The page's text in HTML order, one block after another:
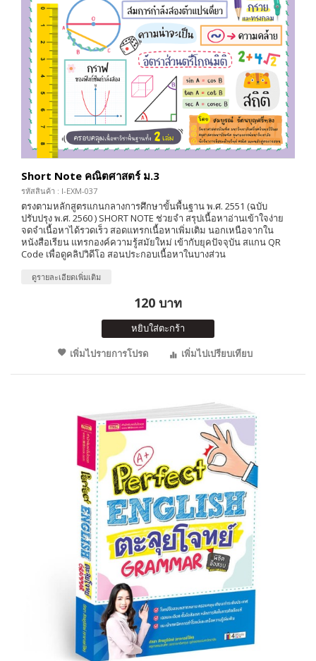
Short Note คณิตศาสตร์ ม.3
รหัสสินค้า : I-EXM-037
ตรงตามหลักสูตรแกนกลางการศึกษาขั้นพื้นฐาน พ.ศ. 2551 (ฉบับ
ปรับปรุง พ.ศ. 2560 ) SHORT NOTE ช่วยจำ สรุปเนื้อหาอ่านเข้าใจง่าย
จดจำเนื้อหาได้รวดเร็ว สอดแทรกเนื้อหาเพิ่มเติม นอกเหนือจากใน
หนังสือเรียน แทรกองค์ความรู้สมัยใหม่ เข้ากับยุคปัจจุบัน สแกน QR
Code เพื่อดูคลิปวิดีโอ สอนประกอบเนื้อหาในบางส่วน
ดูรายละเอียดเพิ่มเติม
120 บาท
หยิบใส่ตะกร้า
เพิ่มไปรายการโปรด
เพิ่มไปเปรียบเทียบ